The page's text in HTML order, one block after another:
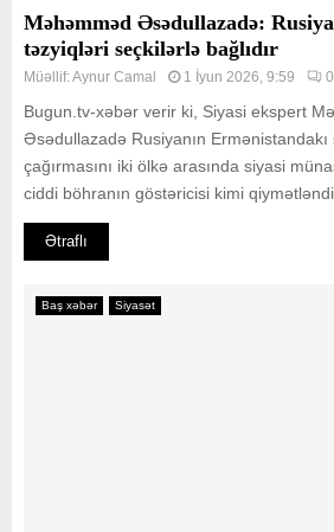
Məhəmməd Əsədullazadə:
təzyiqləri seçkilərlə bağlıdır
Müəllif:Aynur Camal 1 İyun 2026, 9:59 0
Bugun.tv-xəbər verir ki, Siyasi ekspert
Əsədullazadə Rusiyanın
çağırmasını iki ölkə arasında siyasi
ciddi böhranın göstəricisi kimi
Ətraflı
Baş xəbər Siyasət